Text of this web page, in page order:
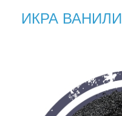
ИКРА ВАНИЛИ